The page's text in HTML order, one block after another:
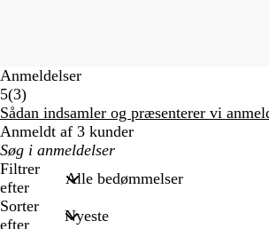
Anmeldelser
5(33
anmeldelser
)
Sådan indsamler og præsenterer vi
Anmeldt af 3 kunder
Min
søgetekst
Filtrer
efter
Sorter
efter